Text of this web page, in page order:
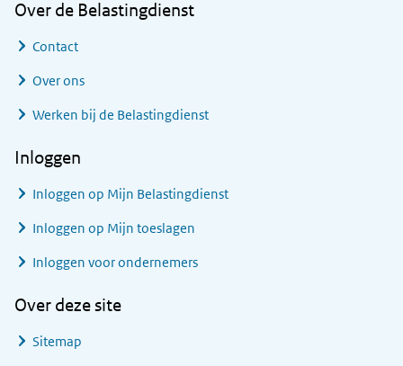
Over de Belastingdienst
Contact
Over ons
Werken bij de Belastingdienst
Inloggen
Inloggen op Mijn Belastingdienst
Inloggen op Mijn toeslagen
Inloggen voor ondernemers
Over deze site
Sitemap